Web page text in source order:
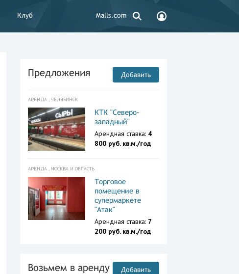
Клуб Malls.com
Предложения Добавить
АРЕНДА , ЧЕЛЯБИНСК
КТК "Северо-
западный"
Арендная ставка: 4
800 руб. кв.м./год
АРЕНДА , МОСКВА И ОБЛАСТЬ
Торговое
помещение в
супермаркете
"Атак"
Арендная ставка: 7
200 руб. кв.м./год
Возьмем в аренду Добавить